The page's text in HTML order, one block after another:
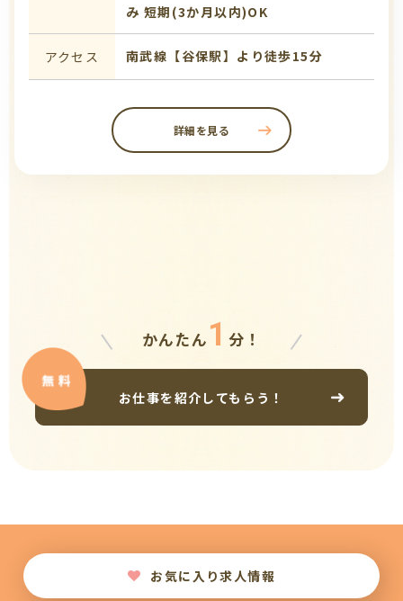
み 短期(3か月以内)OK
アクセス 南武線【谷保駅】より徒歩15分
詳細を見る
かんたん 1 分！
お仕事を紹介してもらう！
お気に入り求人情報